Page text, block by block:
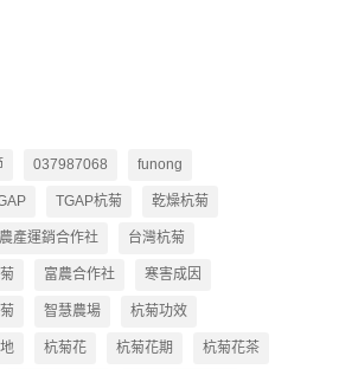
037987068 funong
TGAP杭菊 乾燥杭菊
產運銷合作社 台灣杭菊
富農合作社 寒害成因
智慧農場 杭菊功效
杭菊花 杭菊花期 杭菊花茶